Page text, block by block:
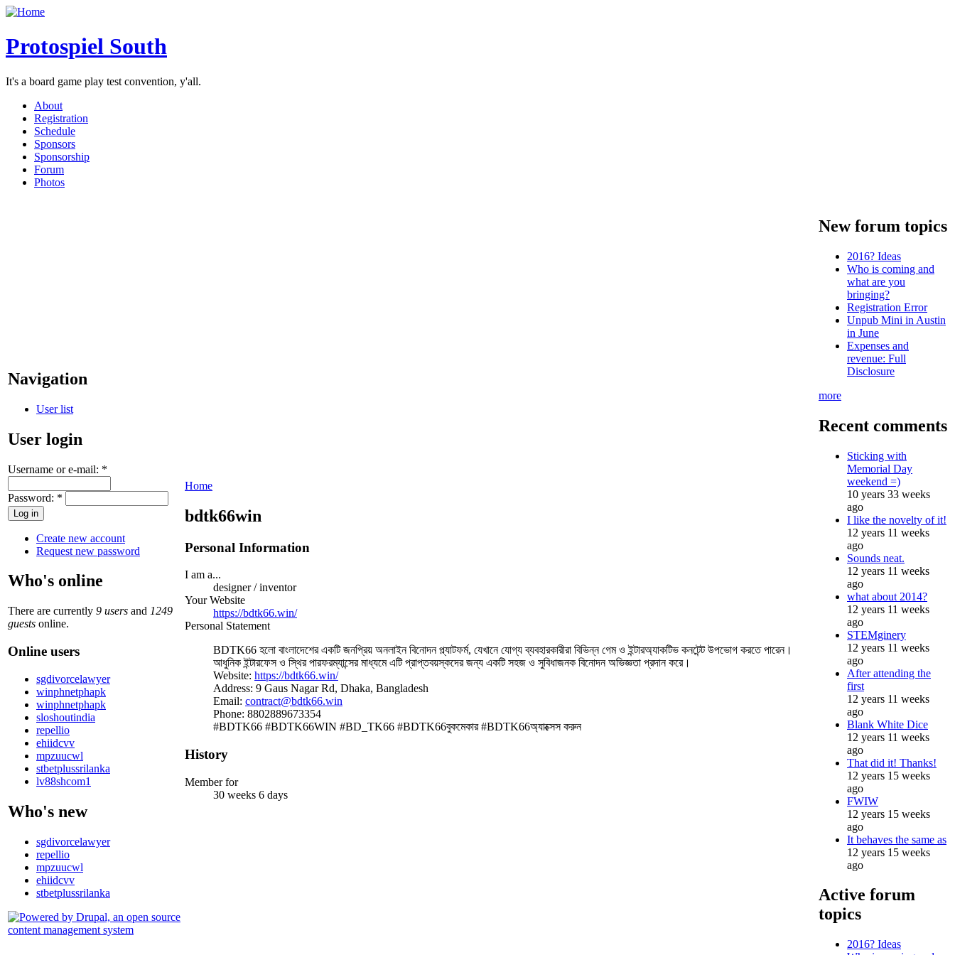
Protospiel South
It's a board game play test convention, y'all.
About
Registration
Schedule
Sponsors
Sponsorship
Forum
Photos
Navigation
User list
User login
Username or e-mail: *
Password: *
Create new account
Request new password
Who's online
There are currently 9 users and 1249
guests online.
Online users
sgdivorcelawyer
winphnetphapk
winphnetphapk
sloshoutindia
repellio
ehiidcvv
mpzuucwl
stbetplussrilanka
lv88shcom1
Who's new
sgdivorcelawyer
repellio
mpzuucwl
ehiidcvv
stbetplussrilanka
Home
bdtk66win
Personal Information
I am a...
designer / inventor
Your Website
https://bdtk66.win/
Personal Statement
BDTK66 হলো বাংলাদেশের একটি জনপ্রিয় অনলাইন বিনোদন প্ল্যাটফর্ম, যেখানে যোগ্য ব্যবহারকারীরা বিভিন্ন গেম ও ইন্টারঅ্যাকটিভ কনটেন্ট উপভোগ করতে পারেন।
আধুনিক ইন্টারফেস ও স্থির পারফরম্যান্সের মাধ্যমে এটি প্রাপ্তবয়স্কদের জন্য একটি সহজ ও সুবিধাজনক বিনোদন অভিজ্ঞতা প্রদান করে।
Website: https://bdtk66.win/
Address: 9 Gaus Nagar Rd, Dhaka, Bangladesh
Email: contract@bdtk66.win
Phone: 8802889673354
#BDTK66 #BDTK66WIN #BD_TK66 #BDTK66বুকমেকার #BDTK66অ্যাক্সেস করুন
History
Member for
30 weeks 6 days
New forum topics
2016? Ideas
Who is coming and
what are you
bringing?
Registration Error
Unpub Mini in Austin
in June
Expenses and
revenue: Full
Disclosure
more
Recent comments
Sticking with
Memorial Day
weekend =)
10 years 33 weeks
ago
I like the novelty of it!
12 years 11 weeks
ago
Sounds neat.
12 years 11 weeks
ago
what about 2014?
12 years 11 weeks
ago
STEMginery
12 years 11 weeks
ago
After attending the
first
12 years 11 weeks
ago
Blank White Dice
12 years 11 weeks
ago
That did it! Thanks!
12 years 15 weeks
ago
FWIW
12 years 15 weeks
ago
It behaves the same as
12 years 15 weeks
ago
Active forum
topics
2016? Ideas